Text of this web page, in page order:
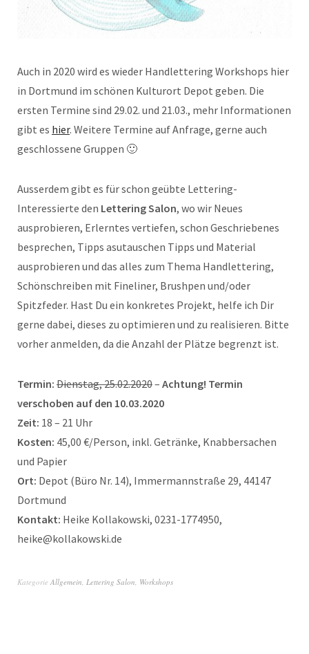
Auch in 2020 wird es wieder Handlettering Workshops hier
in Dortmund im schönen Kulturort Depot geben. Die
ersten Termine sind 29.02. und 21.03., mehr Informationen
gibt es hier. Weitere Termine auf Anfrage, gerne auch
geschlossene Gruppen 🙂
Ausserdem gibt es für schon geübte Lettering-
Interessierte den Lettering Salon, wo wir Neues
ausprobieren, Erlerntes vertiefen, schon Geschriebenes
besprechen, Tipps asutauschen Tipps und Material
ausprobieren und das alles zum Thema Handlettering,
Schönschreiben mit Fineliner, Brushpen und/oder
Spitzfeder. Hast Du ein konkretes Projekt, helfe ich Dir
gerne dabei, dieses zu optimieren und zu realisieren. Bitte
vorher anmelden, da die Anzahl der Plätze begrenzt ist.
Termin: Dienstag, 25.02.2020– Achtung! Termin
verschoben auf den 10.03.2020
Zeit: 18 – 21 Uhr
Kosten: 45,00 €/Person, inkl. Getränke, Knabbersachen
und Papier
Ort: Depot (Büro Nr. 14), Immermannstraße 29, 44147
Dortmund
Kontakt: Heike Kollakowski, 0231-1774950,
heike@kollakowski.de
Kategorie Allgemein Lettering Salon Workshops